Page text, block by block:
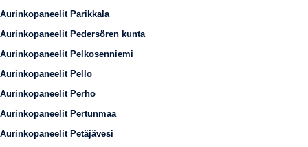
Aurinkopaneelit Parikkala
Aurinkopaneelit Pedersören kunta
Aurinkopaneelit Pelkosenniemi
Aurinkopaneelit Pello
Aurinkopaneelit Perho
Aurinkopaneelit Pertunmaa
Aurinkopaneelit Petäjävesi